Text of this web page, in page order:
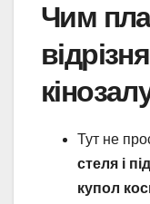
Чим
Тут не
стеля і
купол